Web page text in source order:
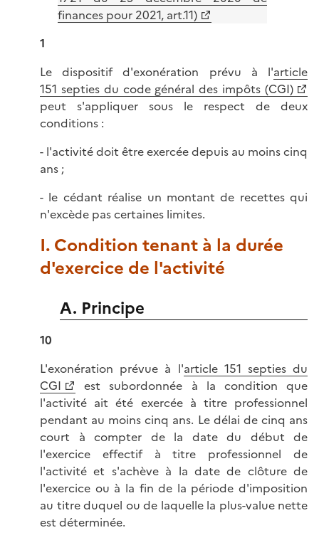
finances pour 2021, art.11)
1
Le dispositif d'exonération prévu à l'article
151 septies du code général des impôts (CGI)
peut s'appliquer sous le respect de deux
conditions :
- l'activité doit être exercée depuis au moins cinq
ans ;
- le cédant réalise un montant de recettes qui
n'excède pas certaines limites.
I. Condition tenant à la durée
d'exercice de l'activité
A. Principe
10
L'exonération prévue à l'article 151 septies du
CGI
est subordonnée à la condition que
l'activité ait été exercée à titre professionnel
pendant au moins cinq ans. Le délai de cinq ans
court à compter de la date du début de
l'exercice effectif à titre professionnel de
l'activité et s'achève à la date de clôture de
l'exercice ou à la fin de la période d'imposition
au titre duquel ou de laquelle la plus-value nette
est déterminée.